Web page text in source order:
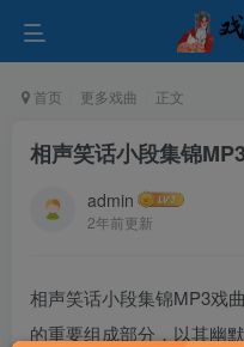
首页 更多戏曲 正文
相声笑话小段集锦
admin
2年前更新
相声笑话小段集锦MP3戏
的重要组成部分，以其幽